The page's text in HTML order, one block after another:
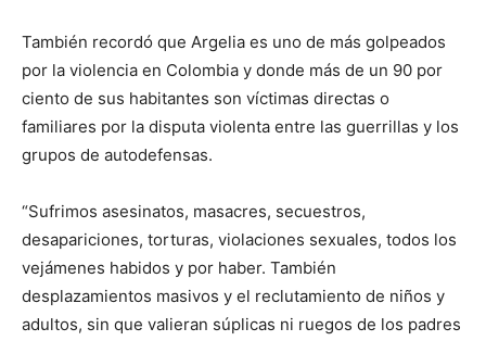
También recordó que Argelia es uno de más golpeados
por la violencia en Colombia y donde más de un 90 por
ciento de sus habitantes son víctimas directas o
familiares por la disputa violenta entre las guerrillas y los
grupos de autodefensas.
“Sufrimos asesinatos, masacres, secuestros,
desapariciones, torturas, violaciones sexuales, todos los
vejámenes habidos y por haber. También
desplazamientos masivos y el reclutamiento de niños y
adultos, sin que valieran súplicas ni ruegos de los padres